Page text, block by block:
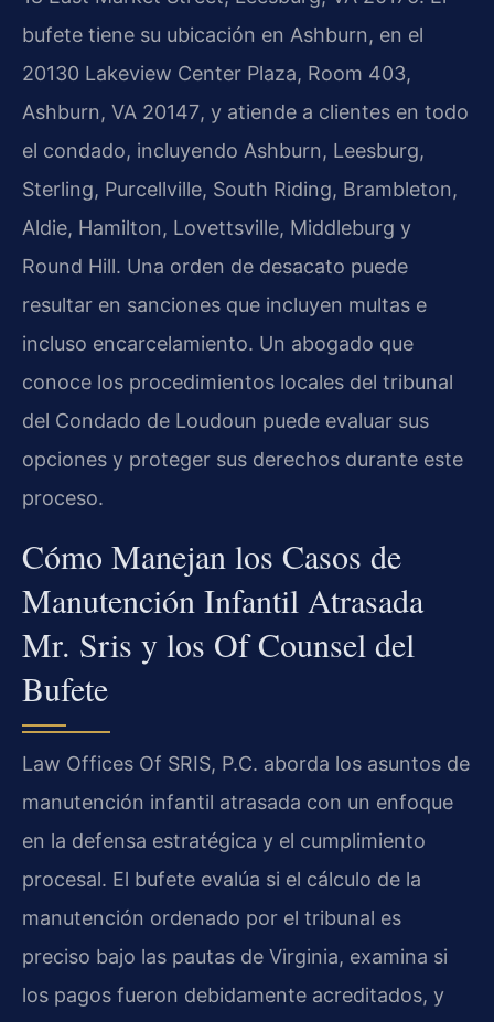
bufete tiene su ubicación en Ashburn, en el
20130 Lakeview Center Plaza, Room 403,
Ashburn, VA 20147, y atiende a clientes en todo
el condado, incluyendo Ashburn, Leesburg,
Sterling, Purcellville, South Riding, Brambleton,
Aldie, Hamilton, Lovettsville, Middleburg y
Round Hill. Una orden de desacato puede
resultar en sanciones que incluyen multas e
incluso encarcelamiento. Un abogado que
conoce los procedimientos locales del tribunal
del Condado de Loudoun puede evaluar sus
opciones y proteger sus derechos durante este
proceso.
Cómo Manejan los Casos de
Manutención Infantil Atrasada
Mr. Sris y los Of Counsel del
Bufete
Law Offices Of SRIS, P.C. aborda los asuntos de
manutención infantil atrasada con un enfoque
en la defensa estratégica y el cumplimiento
procesal. El bufete evalúa si el cálculo de la
manutención ordenado por el tribunal es
preciso bajo las pautas de Virginia, examina si
los pagos fueron debidamente acreditados, y